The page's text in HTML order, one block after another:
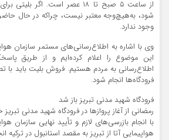
شود، به‌هیچ‌وجه معتبر نیست، چراکه در حال
وجود ندارد.
وی با اشاره به اطلاع‌رسانی‌های مستمر سازمان
این موضوع را اعلام کرده‌ایم و از طریق
اطلاع‌رسانی به مردم هستیم. فروش بلیت باید با
فرودگاه‌ها انجام شود.
فرودگاه شهید مدنی تبریز باز شد
رمضانی از آغاز پروازها در فرودگاه شهید مدنی
با انجام بازرسی‌های لازم و تأیید نهایی سازمان
هواپیمایی آتا از تبریز به مقصد استانبول در ترکیه